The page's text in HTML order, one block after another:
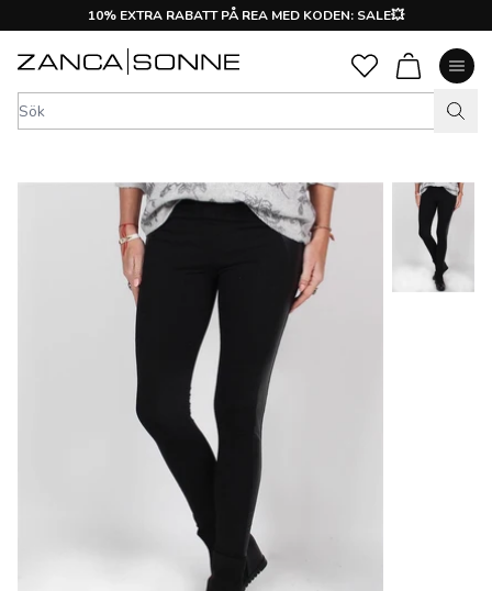
10% EXTRA RABATT PÅ REA MED KODEN: SALE💥